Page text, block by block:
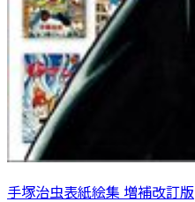
手塚治虫表紙絵集 増補改訂版